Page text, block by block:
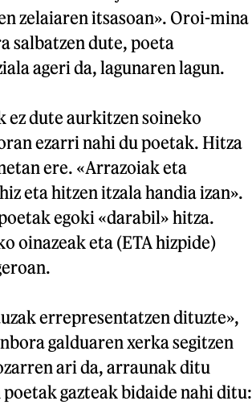
zelaiaren itsasoan». Oroi-mina
salbatzen dute, poeta
ageri da, lagunaren lagun.
ez dute aurkitzen soineko
ezarri nahi du poetak. Hitza
ere. «Arrazoiak eta
eta hitzen itzala handia izan».
egoki «darabil» hitza.
oinazeak eta (ETA hizpide)
errepresentatzen dituzte»,
galduaren xerka segitzen
ari da, arraunak ditu
gazteak bidaide nahi ditu: